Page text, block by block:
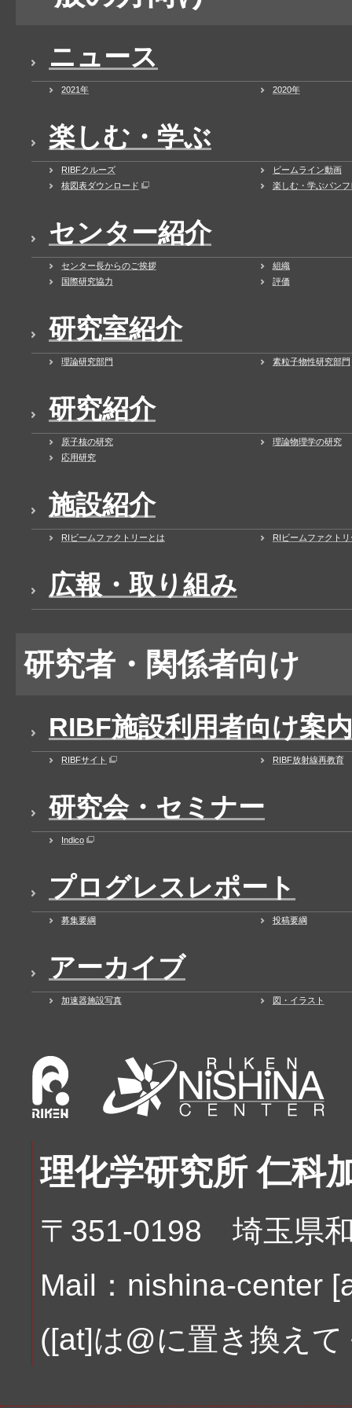
ニュース
2021年 2020年
楽しむ・学ぶ
RIBFクルーズ
ビームライン動画
核図表ダウンロード
楽しむ・学ぶパン
センター紹介
センター長からのご挨拶
組織
国際研究協力
評価
研究室紹介
理論研究部門 素粒子物性研究部門
研究紹介
原子核の研究
理論物理学の研究
応用研究
施設紹介
RIビームファクトリーとは RIビームファクト
広報・取り組み
研究者・関係者向け
RIBF施設利用者向け案内
RIBFサイト RIBF放射線再教育
研究会・セミナー
Indico
プログレスレポート
募集要綱 投稿要綱
アーカイブ
加速器施設写真 図・イラスト
理化学研究所 仁科
〒351-0198 埼玉県
Mail：nishina-center
([at]は@に置き換え